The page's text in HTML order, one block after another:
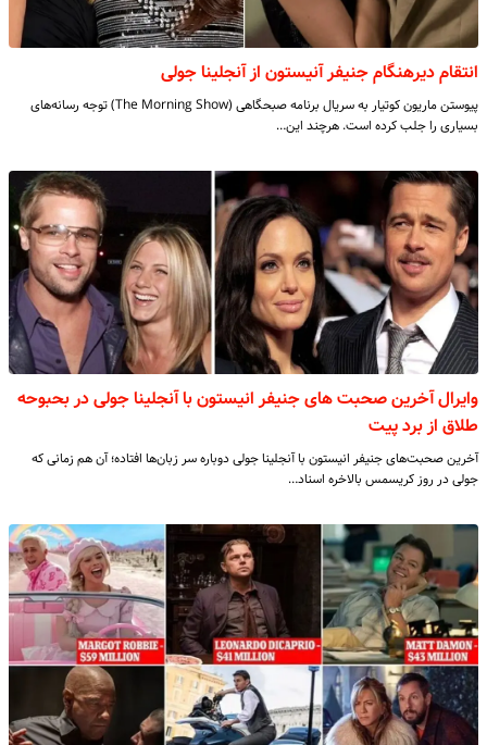
انتقام دیرهنگام جنیفر آنیستون از آنجلینا جولی
پیوستن ماریون کوتیار به سریال برنامه صبحگاهی (The Morning Show) توجه رسانه‌های
بسیاری را جلب کرده است. هرچند این…
وایرال آخرین صحبت های جنیفر انیستون با آنجلینا جولی در بحبوحه
طلاق از برد پیت
آخرین صحبت‌های جنیفر انیستون با آنجلینا جولی دوباره سر زبان‌ها افتاده؛ آن هم زمانی که
جولی در روز کریسمس بالاخره اسناد…